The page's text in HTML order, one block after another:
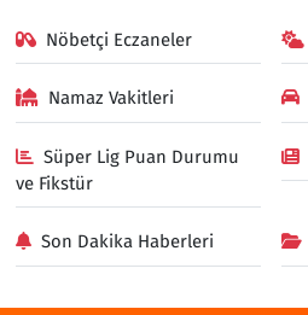
Nöbetçi Eczaneler
Namaz Vakitleri
Süper Lig Puan Durumu
ve Fikstür
Son Dakika Haberleri